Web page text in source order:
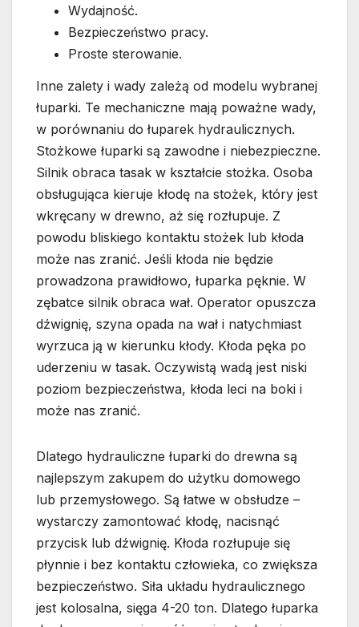
Wydajność.
Bezpieczeństwo pracy.
Proste sterowanie.
Inne zalety i wady zależą od modelu wybranej
łuparki. Te mechaniczne mają poważne wady,
w porównaniu do łuparek hydraulicznych.
Stożkowe łuparki są zawodne i niebezpieczne.
Silnik obraca tasak w kształcie stożka. Osoba
obsługująca kieruje kłodę na stożek, który jest
wkręcany w drewno, aż się rozłupuje. Z
powodu bliskiego kontaktu stożek lub kłoda
może nas zranić. Jeśli kłoda nie będzie
prowadzona prawidłowo, łuparka pęknie. W
zębatce silnik obraca wał. Operator opuszcza
dźwignię, szyna opada na wał i natychmiast
wyrzuca ją w kierunku kłody. Kłoda pęka po
uderzeniu w tasak. Oczywistą wadą jest niski
poziom bezpieczeństwa, kłoda leci na boki i
może nas zranić.
Dlatego hydrauliczne łuparki do drewna są
najlepszym zakupem do użytku domowego
lub przemysłowego. Są łatwe w obsłudze –
wystarczy zamontować kłodę, nacisnąć
przycisk lub dźwignię. Kłoda rozłupuje się
płynnie i bez kontaktu człowieka, co zwiększa
bezpieczeństwo. Siła układu hydraulicznego
jest kolosalna, sięga 4-20 ton. Dlatego łuparka